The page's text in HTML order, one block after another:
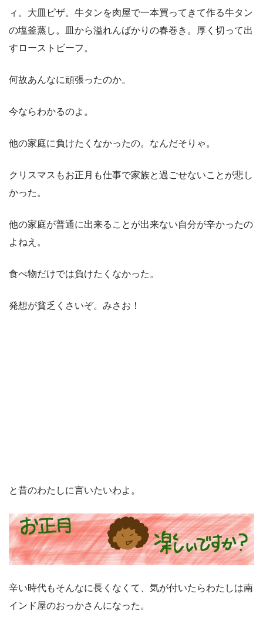
ィ。大皿ピザ。牛タンを肉屋で一本買ってきて作る牛タン
の塩釜蒸し。皿から溢れんばかりの春巻き。厚く切って出
すローストビーフ。
何故あんなに頑張ったのか。
今ならわかるのよ。
他の家庭に負けたくなかったの。なんだそりゃ。
クリスマスもお正月も仕事で家族と過ごせないことが悲し
かった。
他の家庭が普通に出来ることが出来ない自分が辛かったの
よねえ。
食べ物だけでは負けたくなかった。
発想が貧乏くさいぞ。みさお！
と昔のわたしに言いたいわよ。
辛い時代もそんなに長くなくて、気が付いたらわたしは南
インド屋のおっかさんになった。